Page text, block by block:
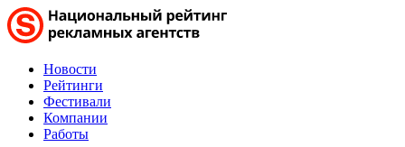
Новости
Рейтинги
Фестивали
Компании
Работы